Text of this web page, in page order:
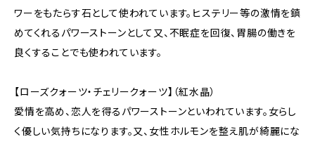
ワーをもたらす石として使われています。ヒステリー等の激情を鎮
めてくれるパワーストーンとして又、不眠症を回復、胃腸の働きを
良くすることでも使われています。
【ローズクォーツ・チェリークォーツ】（紅水晶）
愛情を高め、恋人を得るパワーストーンといわれています。女らし
く優しい気持ちになります。又、女性ホルモンを整え肌が綺麗にな